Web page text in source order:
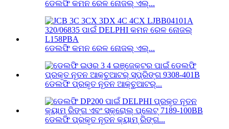
ଡେଲଫି କମନ ରେଳ ନୋଜଲ୍ ଏଲ୍...
ଡେଲଫି କମନ ରେଳ ନୋଜଲ୍ ଏଲ୍...
ଡେଲଫି ପ୍ରକୃତ ନୂତନ ଆକ୍ଚୁଆଟର୍...
ଡେଲଫି ପ୍ରକୃତ ନୂତନ କ୍ୟାମ୍ ରିଙ୍ଗ...